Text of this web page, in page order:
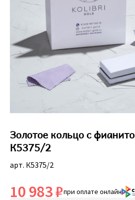
Золотое кольцо с
К5375/2
арт. К5375/2
10 983 ₽при оплате онлайн